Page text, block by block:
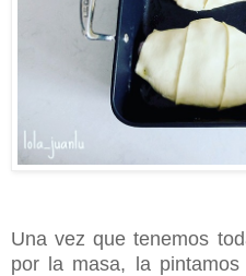
Una vez que tenemos
por la masa, la